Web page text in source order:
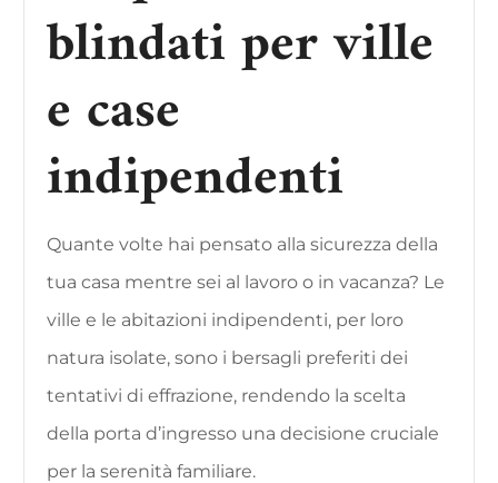
blindati per ville
e case
indipendenti
Quante volte hai pensato alla sicurezza della
tua casa mentre sei al lavoro o in vacanza? Le
ville e le abitazioni indipendenti, per loro
natura isolate, sono i bersagli preferiti dei
tentativi di effrazione, rendendo la scelta
della porta d’ingresso una decisione cruciale
per la serenità familiare.